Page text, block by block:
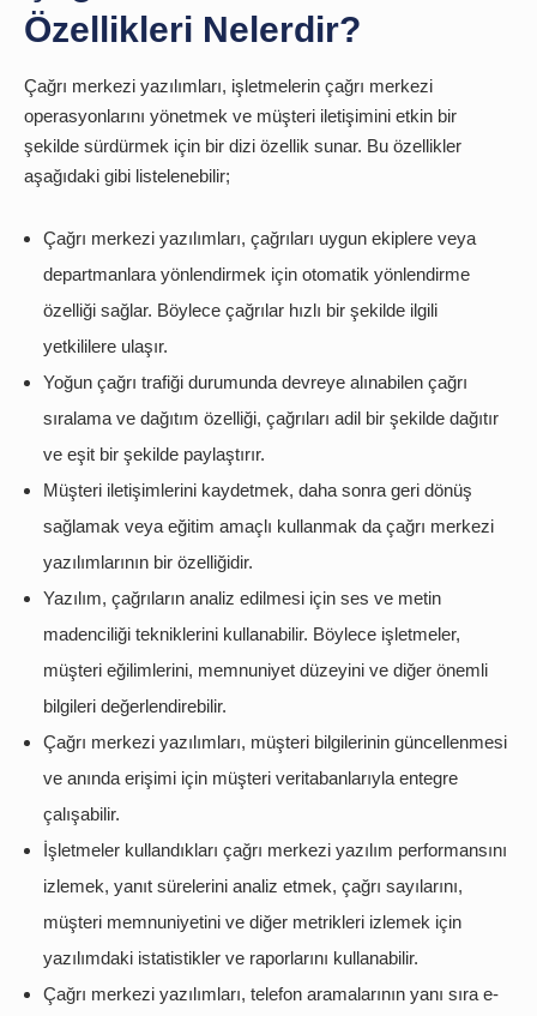
Özellikleri Nelerdir?
Çağrı merkezi yazılımları, işletmelerin çağrı merkezi
operasyonlarını yönetmek ve müşteri iletişimini etkin bir
şekilde sürdürmek için bir dizi özellik sunar. Bu özellikler
aşağıdaki gibi listelenebilir;
Çağrı merkezi yazılımları, çağrıları uygun ekiplere veya
departmanlara yönlendirmek için otomatik yönlendirme
özelliği sağlar. Böylece çağrılar hızlı bir şekilde ilgili
yetkililere ulaşır.
Yoğun çağrı trafiği durumunda devreye alınabilen çağrı
sıralama ve dağıtım özelliği, çağrıları adil bir şekilde dağıtır
ve eşit bir şekilde paylaştırır.
Müşteri iletişimlerini kaydetmek, daha sonra geri dönüş
sağlamak veya eğitim amaçlı kullanmak da çağrı merkezi
yazılımlarının bir özelliğidir.
Yazılım, çağrıların analiz edilmesi için ses ve metin
madenciliği tekniklerini kullanabilir. Böylece işletmeler,
müşteri eğilimlerini, memnuniyet düzeyini ve diğer önemli
bilgileri değerlendirebilir.
Çağrı merkezi yazılımları, müşteri bilgilerinin güncellenmesi
ve anında erişimi için müşteri veritabanlarıyla entegre
çalışabilir.
İşletmeler kullandıkları çağrı merkezi yazılım performansını
izlemek, yanıt sürelerini analiz etmek, çağrı sayılarını,
müşteri memnuniyetini ve diğer metrikleri izlemek için
yazılımdaki istatistikler ve raporlarını kullanabilir.
Çağrı merkezi yazılımları, telefon aramalarının yanı sıra e-